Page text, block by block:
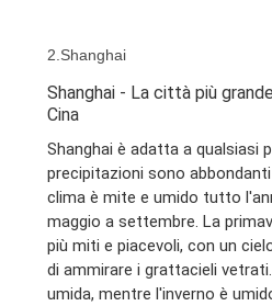
2.Shanghai
Shanghai - La città più
Cina
Shanghai è adatta a qualsiasi
precipitazioni sono
clima è mite e umido tutto
maggio a settembre. La
più miti e piacevoli, con un
di ammirare i grattacieli
umida, mentre l'inverno è